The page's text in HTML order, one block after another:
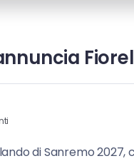
di Sanremo 2027,